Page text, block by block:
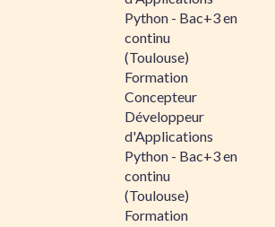
Python - Bac+3 en
continu
(Toulouse)
Formation
Concepteur
Développeur
d'Applications
Python - Bac+3 en
continu
(Toulouse)
Formation